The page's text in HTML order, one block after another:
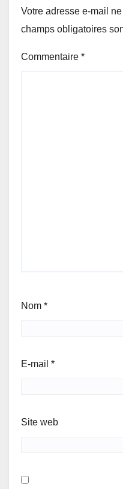
Votre adresse e-mail
champs obligatoires
Commentaire *
Nom *
E-mail *
Site web